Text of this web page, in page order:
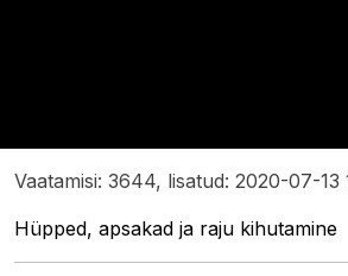
Vaatamisi: 3644, lisatud: 2020-07-13
Hüpped, apsakad ja raju kihutamine